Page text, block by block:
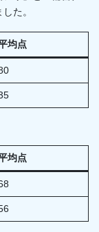
た。
均点
均点